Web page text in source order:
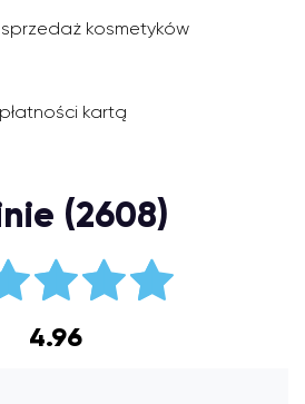
kosmetyków
kartą
(2608)
4.96